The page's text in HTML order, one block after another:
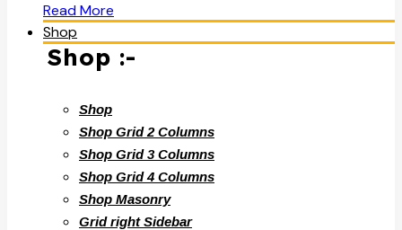
Read More
Shop
Shop :-
Shop
Shop Grid 2 Columns
Shop Grid 3 Columns
Shop Grid 4 Columns
Shop Masonry
Grid right Sidebar